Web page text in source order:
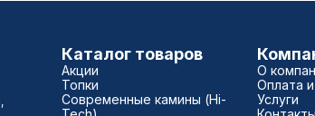
Каталог товаров
Акции
Топки
Современные камины (Hi-
О
Оплата
Услуги